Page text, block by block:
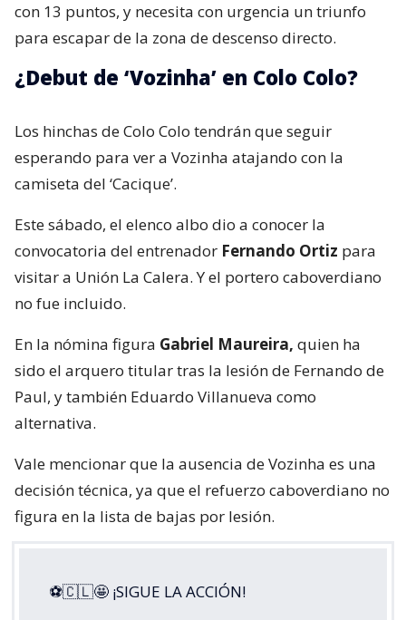
con 13 puntos, y necesita con urgencia un triunfo
para escapar de la zona de descenso directo.
¿Debut de ‘Vozinha’ en Colo Colo?
Los hinchas de Colo Colo tendrán que seguir
esperando para ver a Vozinha atajando con la
camiseta del ‘Cacique’.
Este sábado, el elenco albo dio a conocer la
convocatoria del entrenador Fernando Ortiz para
visitar a Unión La Calera. Y el portero caboverdiano
no fue incluido.
En la nómina figura Gabriel Maureira, quien ha
sido el arquero titular tras la lesión de Fernando de
Paul, y también Eduardo Villanueva como
alternativa.
Vale mencionar que la ausencia de Vozinha es una
decisión técnica, ya que el refuerzo caboverdiano no
figura en la lista de bajas por lesión.
⚽🇨🇱🤩 ¡SIGUE LA ACCIÓN!